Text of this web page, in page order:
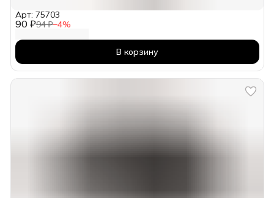
90 ₽94 ₽−4%
Арт: 75703
В корзину